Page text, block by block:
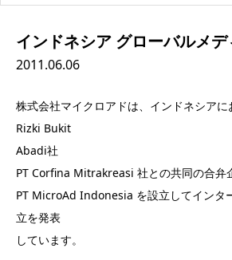
インドネシア グローバルメデ
2011.06.06
株式会社マイクロアドは、インドネシアに
Rizki Bukit
Abadi社
PT Corfina Mitrakreasi 社との共同の合弁
PT MicroAd Indonesia を設立してインタ
立を発表
しています。